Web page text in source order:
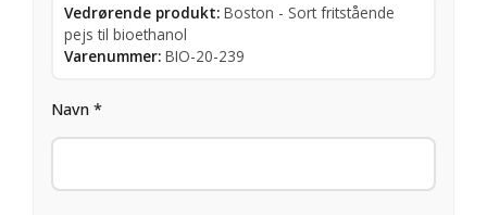
Vedrørende produkt: Boston - Sort fritstående
pejs til bioethanol
Varenummer: BIO-20-239
Navn *